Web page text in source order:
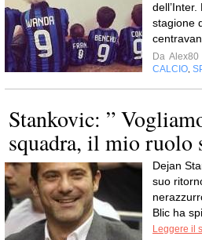
stagione
Da Alex80
CALCIO
Stankovic: ”
squadra, il mio
Dejan
suo
Blic ha
Leggere il